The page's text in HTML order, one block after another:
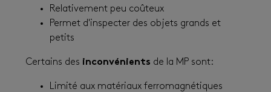
Relativement peu coûteux
Permet d'inspecter des objets grands et
petits
Certains des inconvénients de la MP sont:
Limité aux matériaux ferromagnétiques